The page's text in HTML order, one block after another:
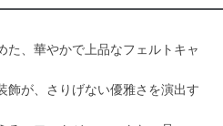
た、華やかで上品なフェルトキャ
飾が、さりげない優雅さを演出す